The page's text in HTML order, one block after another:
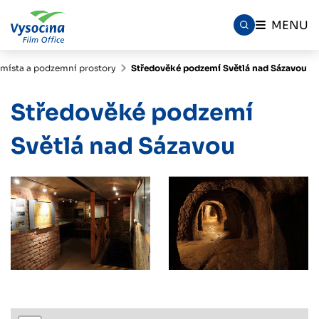
MENU
a podzemní prostory Středověké podzemí Světlá nad Sázavou
Středověké podzemí
Světlá nad Sázavou